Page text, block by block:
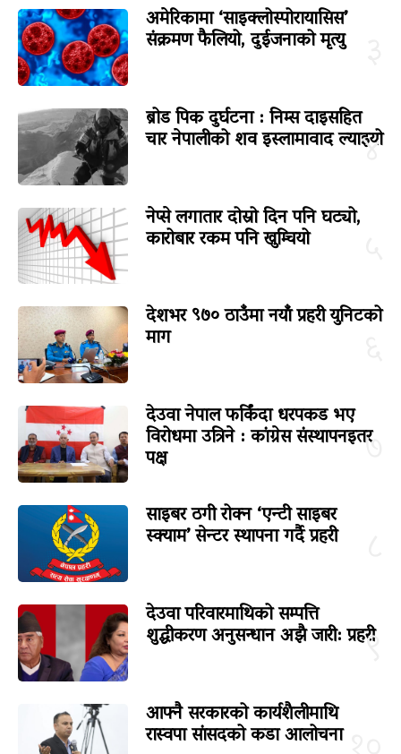
अमेरिकामा ‘साइक्लोस्पोरायासिस’
संक्रमण फैलियो, दुईजनाको मृत्यु
४
ब्रोड पिक दुर्घटना : निम्स दाइसहित
चार नेपालीको शव इस्लामावाद ल्याइयो
नेप्से लगातार दोस्रो दिन पनि घट्यो,
कारोबार रकम पनि खुम्चियो
देशभर ९७० ठाउँमा नयाँ प्रहरी युनिटको
माग
७
देउवा नेपाल फर्किंदा धरपकड भए
विरोधमा उत्रिने : कांग्रेस संस्थापनइतर
पक्ष
साइबर ठगी रोक्न ‘एन्टी साइबर
स्क्याम’ सेन्टर स्थापना गर्दै प्रहरी
९
देउवा परिवारमाथिको सम्पत्ति
शुद्धीकरण अनुसन्धान अझै जारी: प्रहरी
आफ्नै सरकारको कार्यशैलीमाथि
रास्वपा सांसदको कडा आलोचना